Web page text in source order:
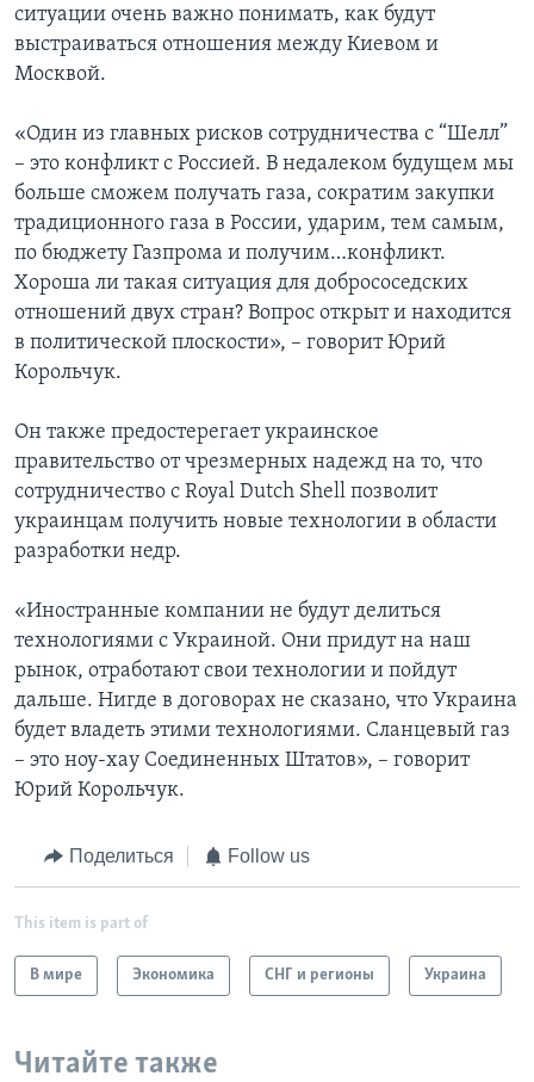
ситуации очень важно понимать, как будут
выстраиваться отношения между Киевом и
Москвой.
«Один из главных рисков сотрудничества с “Шелл”
– это конфликт с Россией. В недалеком будущем мы
больше сможем получать газа, сократим закупки
традиционного газа в России, ударим, тем самым,
по бюджету Газпрома и получим…конфликт.
Хороша ли такая ситуация для добрососедских
отношений двух стран? Вопрос открыт и находится
в политической плоскости», – говорит Юрий
Корольчук.
Он также предостерегает украинское
правительство от чрезмерных надежд на то, что
сотрудничество с Royal Dutch Shell позволит
украинцам получить новые технологии в области
разработки недр.
«Иностранные компании не будут делиться
технологиями с Украиной. Они придут на наш
рынок, отработают свои технологии и пойдут
дальше. Нигде в договорах не сказано, что Украина
будет владеть этими технологиями. Сланцевый газ
– это ноу-хау Соединенных Штатов», – говорит
Юрий Корольчук.
Поделиться Follow us
This item is part of
В мире Экономика СНГ и регионы Украина
Читайте также